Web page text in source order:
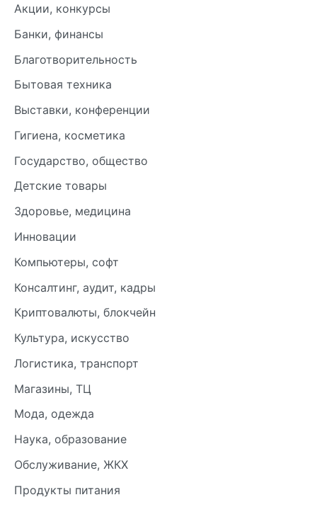
Акции, конкурсы
Банки, финансы
Благотворительность
Бытовая техника
Выставки, конференции
Гигиена, косметика
Государство, общество
Детские товары
Здоровье, медицина
Инновации
Компьютеры, софт
Консалтинг, аудит, кадры
Криптовалюты, блокчейн
Культура, искусство
Логистика, транспорт
Магазины, ТЦ
Мода, одежда
Наука, образование
Обслуживание, ЖКХ
Продукты питания